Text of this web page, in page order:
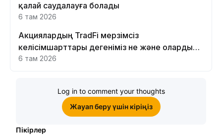
қалай саудалауға болады
6 там 2026
Акциялардың TradFi мерзімсіз
келісімшарттары дегеніміз не және оларды
Bybit платформасында неге саудалау керек?
6 там 2026
Log in to comment your thoughts
Жауап беру үшін кіріңіз
Пікірлер